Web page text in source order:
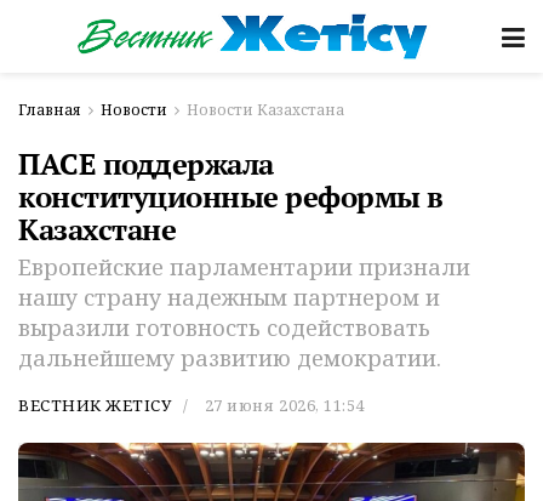
Главная Новости Новости Казахстана
ПАСЕ поддержала
конституционные реформы в
Казахстане
Европейские парламентарии признали
нашу страну надежным партнером и
выразили готовность содействовать
дальнейшему развитию демократии.
ВЕСТНИК ЖЕТІСУ 27 июня 2026, 11:54